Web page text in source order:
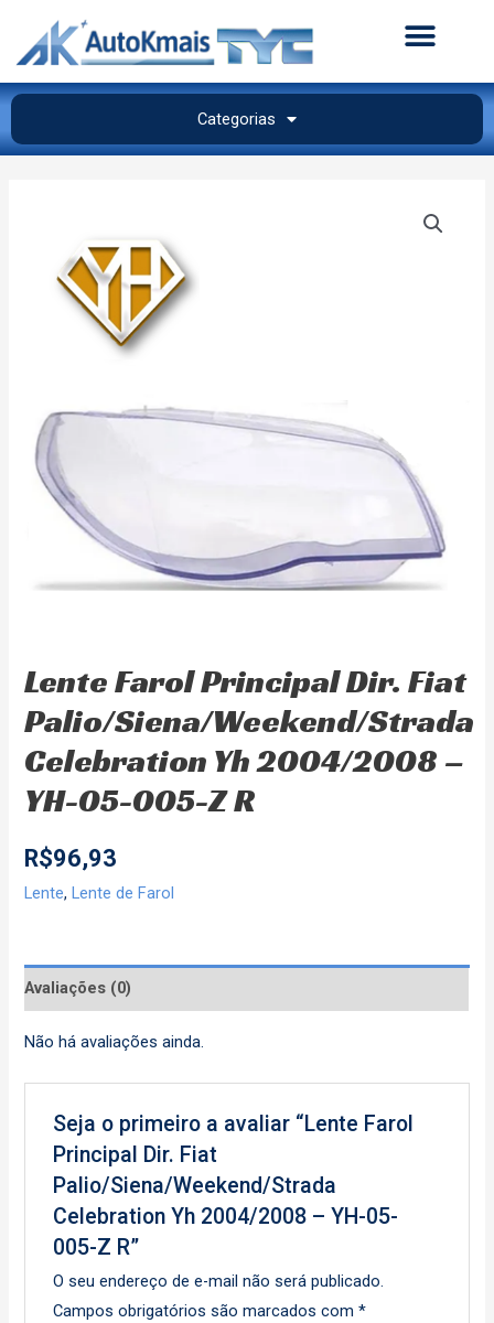
Categorias
Lente Farol Principal Dir. Fiat
Palio/Siena/Weekend/Strada
Celebration Yh 2004/2008 –
YH-05-005-Z R
R$96,93
Lente,Lente de Farol
Avaliações (0)
Não há avaliações ainda.
Seja o primeiro a avaliar “Lente Farol
Principal Dir. Fiat
Palio/Siena/Weekend/Strada
Celebration Yh 2004/2008 – YH-05-
005-Z R”
O seu endereço de e-mail não será publicado.
Campos obrigatórios são marcados com *